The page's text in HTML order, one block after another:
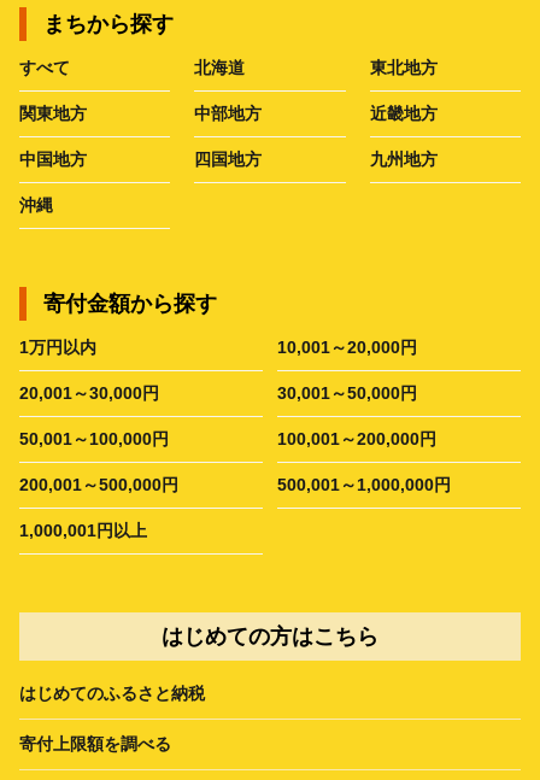
まちから探す
すべて 北海道 東北地方
関東地方 中部地方 近畿地方
中国地方 四国地方 九州地方
沖縄
寄付金額から探す
1万円以内 10,001～20,000円
20,001～30,000円 30,001～50,000円
50,001～100,000円 100,001～200,000円
200,001～500,000円 500,001～1,000,000円
1,000,001円以上
はじめての方はこちら
はじめてのふるさと納税
寄付上限額を調べる